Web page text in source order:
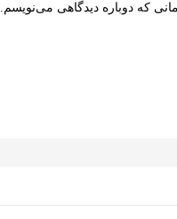
که دوباره دیدگاهی می‌نویسم.